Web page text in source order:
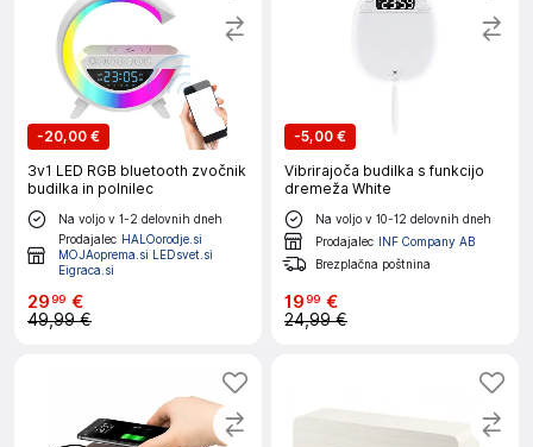
-20,00 €
3v1 LED RGB bluetooth zvočnik
budilka in polnilec
Na voljo v 1-2 delovnih dneh
Prodajalec HALOorodje.si
MOJAoprema.si LEDsvet.si
Eigraca.si
2999 €
49,99 €
-5,00 €
Vibrirajoča budilka s funkcijo
dremeža White
Na voljo v 10-12 delovnih dneh
Prodajalec INF Company AB
Brezplačna poštnina
1999 €
24,99 €